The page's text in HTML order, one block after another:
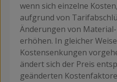
wenn sich einzelne
aufgrund von
Änderungen von
erhöhen. In gleicher
Kostensenkungen
ändert sich der Preis
geänderten